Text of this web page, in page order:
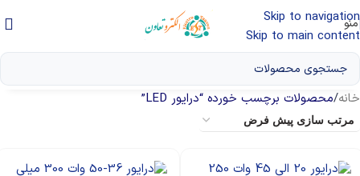
Skip to navigation
Skip to main content
منو
خانه/محصولات برچسب خورده “درایور LED”